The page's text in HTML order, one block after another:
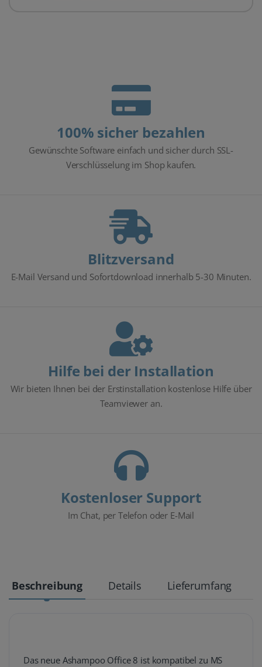
100% sicher bezahlen
Gewünschte Software einfach und sicher durch SSL-
Verschlüsselung im Shop kaufen.
Blitzversand
E-Mail Versand und Sofortdownload innerhalb 5-30 Minuten.
Hilfe bei der Installation
Wir bieten Ihnen bei der Erstinstallation kostenlose Hilfe über
Teamviewer an.
Kostenloser Support
Im Chat, per Telefon oder E-Mail
Beschreibung Details Lieferumfang
Das neue Ashampoo Office 8 ist kompatibel zu MS